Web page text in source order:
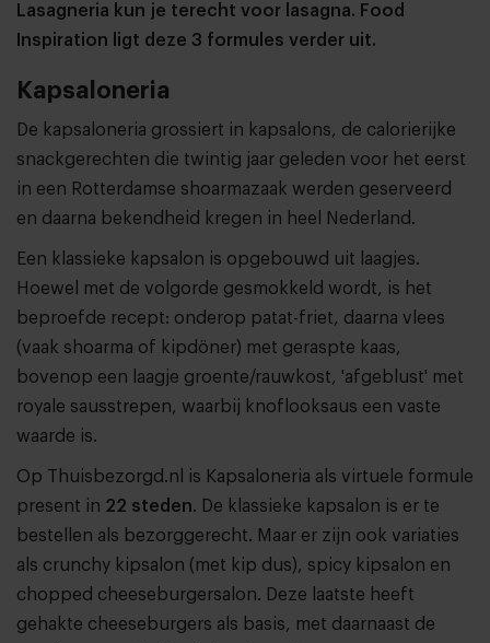
Lasagneria kun je terecht voor lasagna. Food
Inspiration ligt deze 3 formules verder uit.
Kapsaloneria
De kapsaloneria grossiert in kapsalons, de calorierijke
snackgerechten die twintig jaar geleden voor het eerst
in een Rotterdamse shoarmazaak werden geserveerd
en daarna bekendheid kregen in heel Nederland.
Een klassieke kapsalon is opgebouwd uit laagjes.
Hoewel met de volgorde gesmokkeld wordt, is het
beproefde recept: onderop patat-friet, daarna vlees
(vaak shoarma of kipdöner) met geraspte kaas,
bovenop een laagje groente/rauwkost, 'afgeblust' met
royale sausstrepen, waarbij knoflooksaus een vaste
waarde is.
Op Thuisbezorgd.nl is Kapsaloneria als virtuele formule
present in 22 steden. De klassieke kapsalon is er te
bestellen als bezorggerecht. Maar er zijn ook variaties
als crunchy kipsalon (met kip dus), spicy kipsalon en
chopped cheeseburgersalon. Deze laatste heeft
gehakte cheeseburgers als basis, met daarnaast de